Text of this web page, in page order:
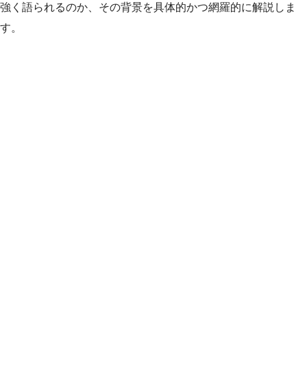
強く語られるのか、その背景を具体的かつ網羅的に解説しま
す。